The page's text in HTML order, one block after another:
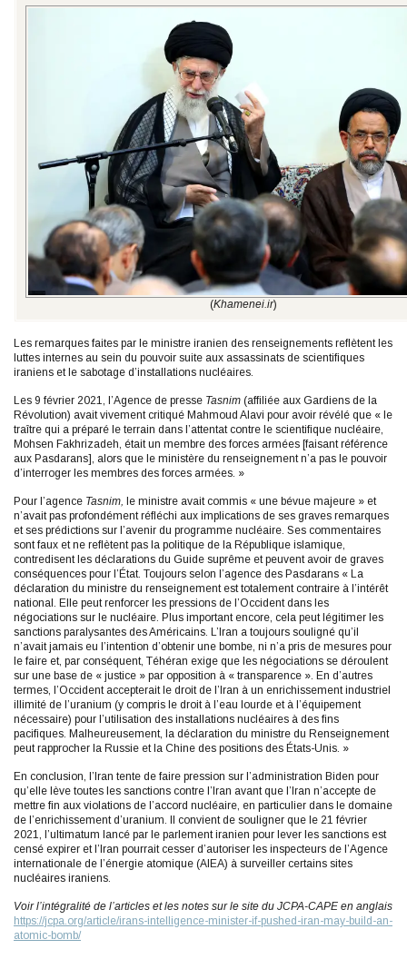
(Khamenei.ir)
Les remarques faites par le ministre iranien des renseignements reflètent les
luttes internes au sein du pouvoir suite aux assassinats de scientifiques
iraniens et le sabotage d’installations nucléaires.
Les 9 février 2021, l’Agence de presse Tasnim (affiliée aux Gardiens de la
Révolution) avait vivement critiqué Mahmoud Alavi pour avoir révélé que « le
traître qui a préparé le terrain dans l’attentat contre le scientifique nucléaire,
Mohsen Fakhrizadeh, était un membre des forces armées [faisant référence
aux Pasdarans], alors que le ministère du renseignement n’a pas le pouvoir
d’interroger les membres des forces armées. »
Pour l’agence Tasnim, le ministre avait commis « une bévue majeure » et
n’avait pas profondément réfléchi aux implications de ses graves remarques
et ses prédictions sur l’avenir du programme nucléaire. Ses commentaires
sont faux et ne reflètent pas la politique de la République islamique,
contredisent les déclarations du Guide suprême et peuvent avoir de graves
conséquences pour l’État. Toujours selon l’agence des Pasdarans « La
déclaration du ministre du renseignement est totalement contraire à l’intérêt
national. Elle peut renforcer les pressions de l’Occident dans les
négociations sur le nucléaire. Plus important encore, cela peut légitimer les
sanctions paralysantes des Américains. L’Iran a toujours souligné qu’il
n’avait jamais eu l’intention d’obtenir une bombe, ni n’a pris de mesures pour
le faire et, par conséquent, Téhéran exige que les négociations se déroulent
sur une base de « justice » par opposition à « transparence ». En d’autres
termes, l’Occident accepterait le droit de l’Iran à un enrichissement industriel
illimité de l’uranium (y compris le droit à l’eau lourde et à l’équipement
nécessaire) pour l’utilisation des installations nucléaires à des fins
pacifiques. Malheureusement, la déclaration du ministre du Renseignement
peut rapprocher la Russie et la Chine des positions des États-Unis. »
En conclusion, l’Iran tente de faire pression sur l’administration Biden pour
qu’elle lève toutes les sanctions contre l’Iran avant que l’Iran n’accepte de
mettre fin aux violations de l’accord nucléaire, en particulier dans le domaine
de l’enrichissement d’uranium. Il convient de souligner que le 21 février
2021, l’ultimatum lancé par le parlement iranien pour lever les sanctions est
censé expirer et l’Iran pourrait cesser d’autoriser les inspecteurs de l’Agence
internationale de l’énergie atomique (AIEA) à surveiller certains sites
nucléaires iraniens.
Voir l’intégralité de l’articles et les notes sur le site du JCPA-CAPE en anglais
https://jcpa.org/article/irans-intelligence-minister-if-pushed-iran-may-build-an-
atomic-bomb/